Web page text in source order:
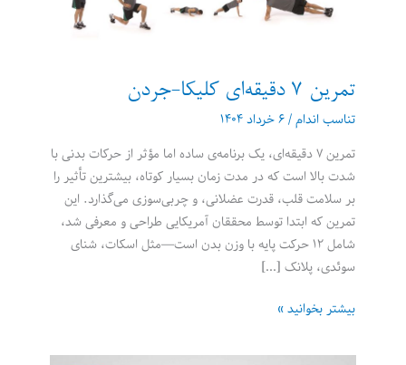
تمرین ۷ دقیقه‌ای کلیکا-جردن
تناسب اندام/۶ خرداد ۱۴۰۴
تمرین ۷ دقیقه‌ای، یک برنامه‌ی ساده اما مؤثر از حرکات بدنی با
شدت بالا است که در مدت زمان بسیار کوتاه، بیشترین تأثیر را
بر سلامت قلب، قدرت عضلانی، و چربی‌سوزی می‌گذارد. این
تمرین که ابتدا توسط محققان آمریکایی طراحی و معرفی شد،
شامل ۱۲ حرکت پایه با وزن بدن است—مثل اسکات، شنای
سوئدی، پلانک […]
تمرین
دقیقه‌ای
بیشتر بخوانید »